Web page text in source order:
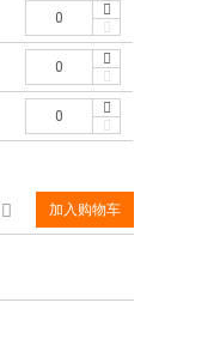
0.01inch
加入购物车